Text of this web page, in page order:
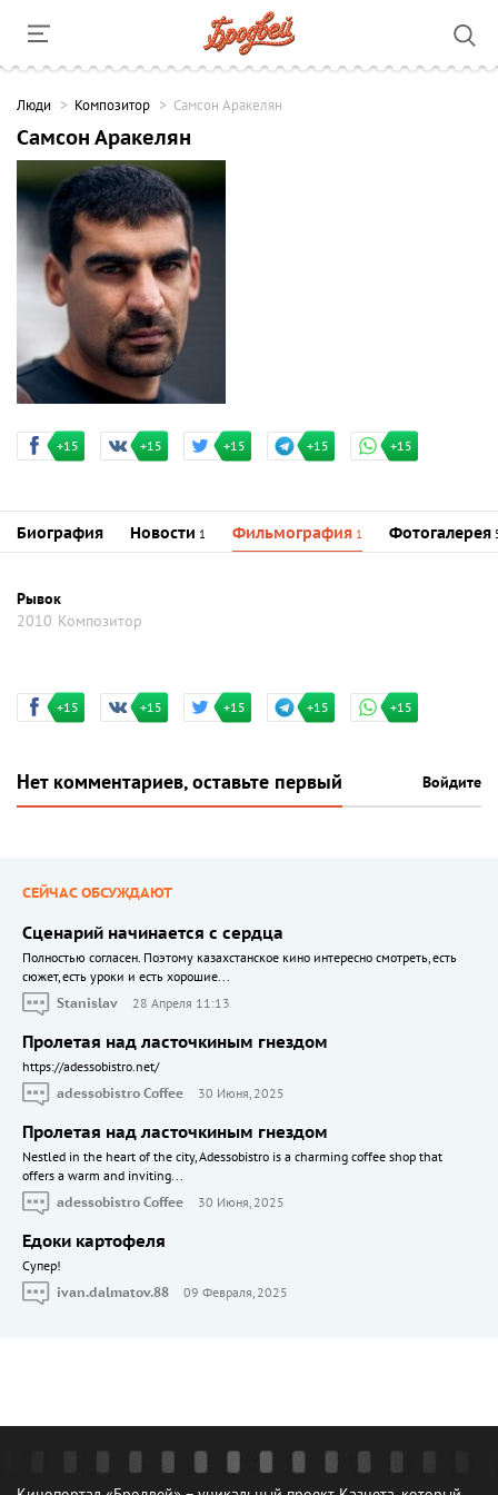
Люди Композитор Самсон Аракелян
Самсон Аракелян
+15 +15 +15 +15 +15
Биография Новости 1 Фильмография 1 Фотогалерея
Рывок
2010 Композитор
+15 +15 +15 +15 +15
Нет комментариев, оставьте первый Войдите
СЕЙЧАС ОБСУЖДАЮТ
Сценарий начинается с сердца
Полностью согласен. Поэтому казахстанское кино интересно смотреть, есть
сюжет, есть уроки и есть хорошие...
Stanislav
28 Апреля 11:13
Пролетая над ласточкиным гнездом
https://adessobistro.net/
adessobistro Coffee
30 Июня, 2025
Пролетая над ласточкиным гнездом
Nestled in the heart of the city, Adessobistro is a charming coffee shop that
offers a warm and inviting...
adessobistro Coffee
30 Июня, 2025
Едоки картофеля
Cупер!
ivan.dalmatov.88
09 Февраля, 2025